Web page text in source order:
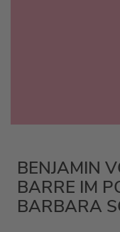
BENJAMIN
BARRE IM
BARBARA